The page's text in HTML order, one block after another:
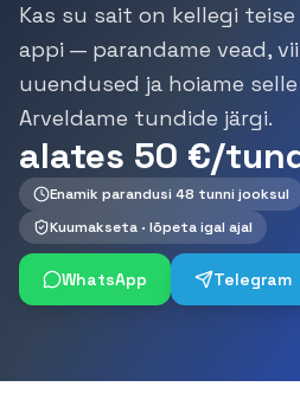
Kas su sait on kellegi
appi — parandame vead,
uuendused ja hoiame
Arveldame tundide järgi.
alates 50 €/
Enamik parandusi 48 tunni jooksul
Kuumakseta · lõpeta igal ajal
WhatsApp Telegram